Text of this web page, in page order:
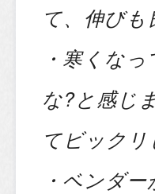
て、伸び
・寒くな
な?と感じ
てビック
・ベンダ